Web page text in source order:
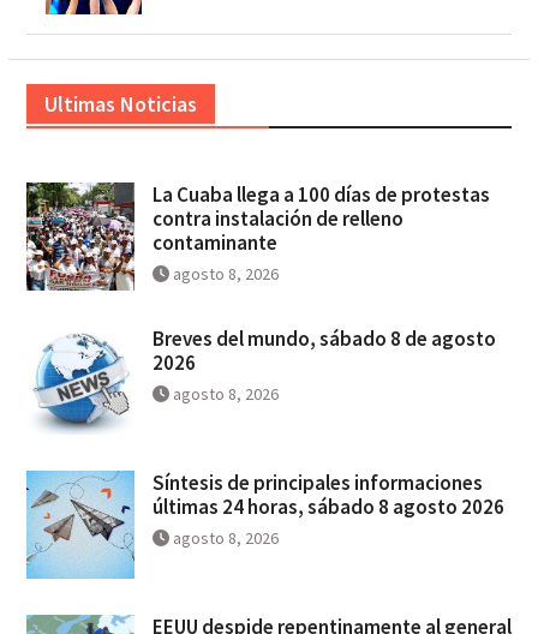
Ultimas Noticias
La Cuaba llega a 100 días de protestas
contra instalación de relleno
contaminante
agosto 8, 2026
Breves del mundo, sábado 8 de agosto
2026
agosto 8, 2026
Síntesis de principales informaciones
últimas 24 horas, sábado 8 agosto 2026
agosto 8, 2026
EEUU despide repentinamente al general